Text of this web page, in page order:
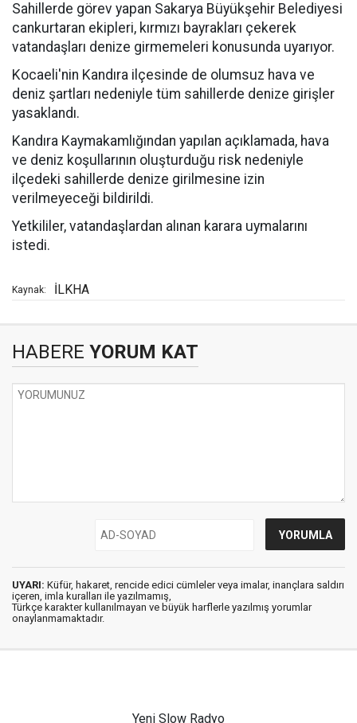
Sahillerde görev yapan Sakarya Büyükşehir Belediyesi
cankurtaran ekipleri, kırmızı bayrakları çekerek
vatandaşları denize girmemeleri konusunda uyarıyor.
Kocaeli'nin Kandıra ilçesinde de olumsuz hava ve
deniz şartları nedeniyle tüm sahillerde denize girişler
yasaklandı.
Kandıra Kaymakamlığından yapılan açıklamada, hava
ve deniz koşullarının oluşturduğu risk nedeniyle
ilçedeki sahillerde denize girilmesine izin
verilmeyeceği bildirildi.
Yetkililer, vatandaşlardan alınan karara uymalarını
istedi.
Kaynak: İLKHA
HABERE YORUM KAT
UYARI: Küfür, hakaret, rencide edici cümleler veya imalar, inançlara saldırı
içeren, imla kuralları ile yazılmamış,
Türkçe karakter kullanılmayan ve büyük harflerle yazılmış yorumlar
onaylanmamaktadır.
Yeni Slow Radyo